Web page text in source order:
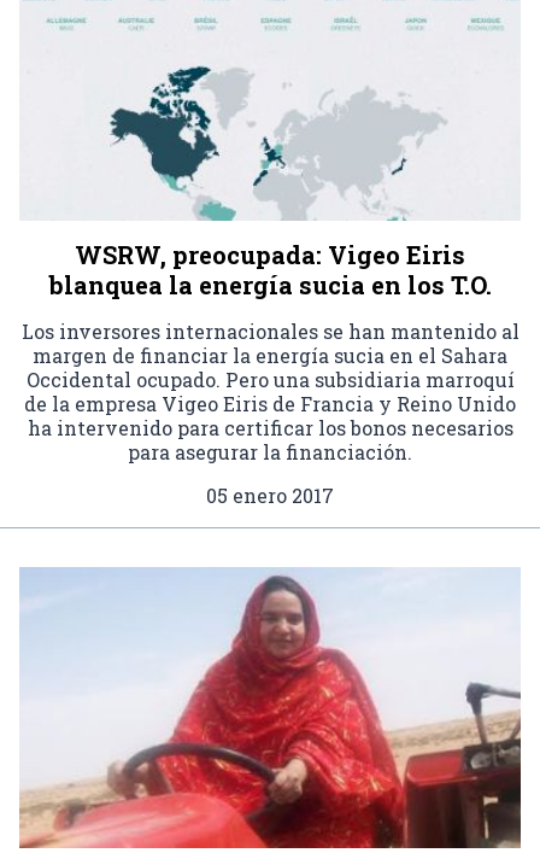
WSRW, preocupada: Vigeo Eiris
blanquea la energía sucia en los T.O.
Los inversores internacionales se han mantenido al
margen de financiar la energía sucia en el Sahara
Occidental ocupado. Pero una subsidiaria marroquí
de la empresa Vigeo Eiris de Francia y Reino Unido
ha intervenido para certificar los bonos necesarios
para asegurar la financiación.
05 enero 2017